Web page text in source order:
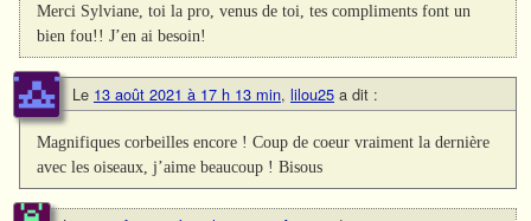
Merci Sylviane, toi la pro, venus de toi, tes compliments font un
bien fou!! J’en ai besoin!
Le 13 août 2021 à 17 h 13 min, lilou25 a dit :
Magnifiques corbeilles encore ! Coup de coeur vraiment la dernière
avec les oiseaux, j’aime beaucoup ! Bisous